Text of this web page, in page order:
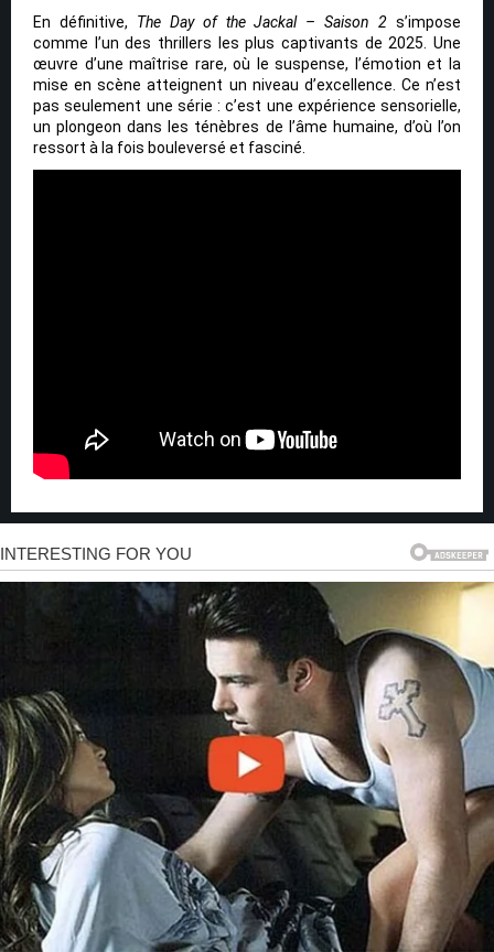
En définitive, The Day of the Jackal – Saison 2 s’impose
comme l’un des thrillers les plus captivants de 2025. Une
œuvre d’une maîtrise rare, où le suspense, l’émotion et la
mise en scène atteignent un niveau d’excellence. Ce n’est
pas seulement une série : c’est une expérience sensorielle,
un plongeon dans les ténèbres de l’âme humaine, d’où l’on
ressort à la fois bouleversé et fasciné.